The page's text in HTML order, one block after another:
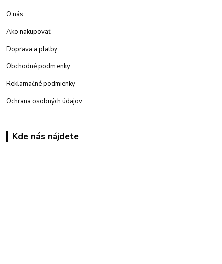
O nás
Ako nakupovať
Doprava a platby
Obchodné podmienky
Reklamačné podmienky
Ochrana osobných údajov
Kde nás nájdete